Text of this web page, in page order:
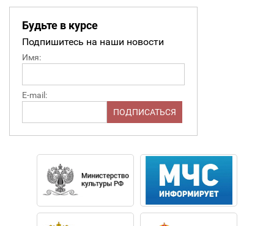
Будьте в курсе
Подпишитесь на наши новости
Имя:
E-mail: